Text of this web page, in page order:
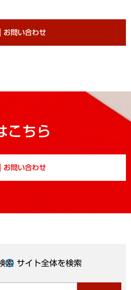
お問い合わせ
こちら
お問い合わせ
索 サイト全体を検索